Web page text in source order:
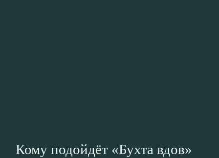
Кому подойдёт «Бухта вдов»